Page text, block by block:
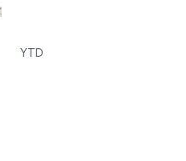
YTD